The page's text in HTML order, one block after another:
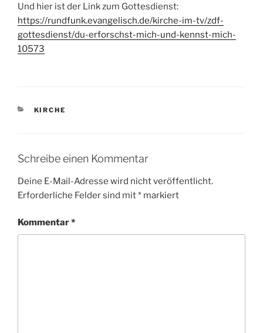
Und hier ist der Link zum Gottesdienst:
https://rundfunk.evangelisch.de/kirche-im-tv/zdf-
gottesdienst/du-erforschst-mich-und-kennst-mich-
10573
KATEGORIEN
KIRCHE
Schreibe einen Kommentar
Deine E-Mail-Adresse wird nicht veröffentlicht.
Erforderliche Felder sind mit* markiert
Kommentar*